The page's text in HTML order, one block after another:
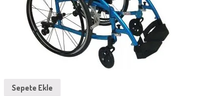
Sepete Ekle